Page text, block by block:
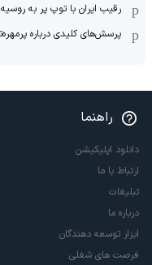
رقیب ایران با توپ پر به
پرسش‌های کلیدی درباره
راهنما
دانلود اپلیکیشن
ارتباط با ما
تبلیغات
درباره ما
ابزار توسعه دهندگان
فرصت های شغلی